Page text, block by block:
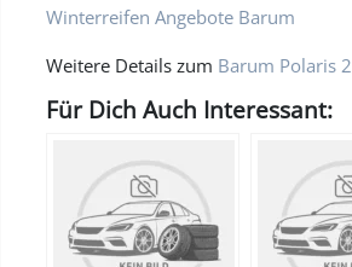
Winterreifen Angebote Barum
Weitere Details zum Barum Polaris 2
Für Dich Auch Interessant: